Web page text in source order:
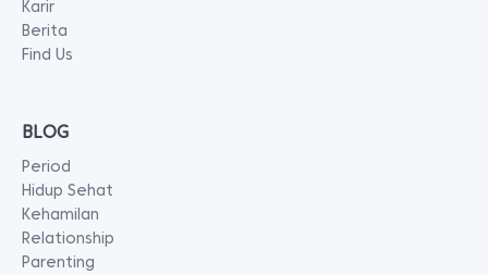
Karir
Berita
Find Us
BLOG
Period
Hidup Sehat
Kehamilan
Relationship
Parenting